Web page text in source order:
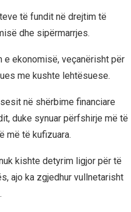
të fundit në drejtim të
dhe sipërmarrjes.
e ekonomisë, veçanërisht për
me kushte lehtësuese.
në shërbime financiare
duke synuar përfshirje më të
më të kufizuara.
kishte detyrim ligjor për të
ajo ka zgjedhur vullnetarisht